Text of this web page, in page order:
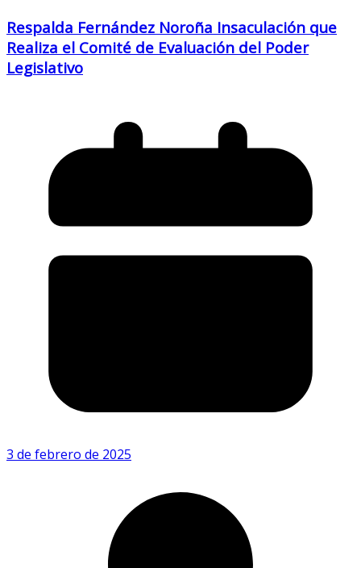
Respalda Fernández Noroña Insaculación que
Realiza el Comité de Evaluación del Poder
Legislativo
3 de febrero de 2025